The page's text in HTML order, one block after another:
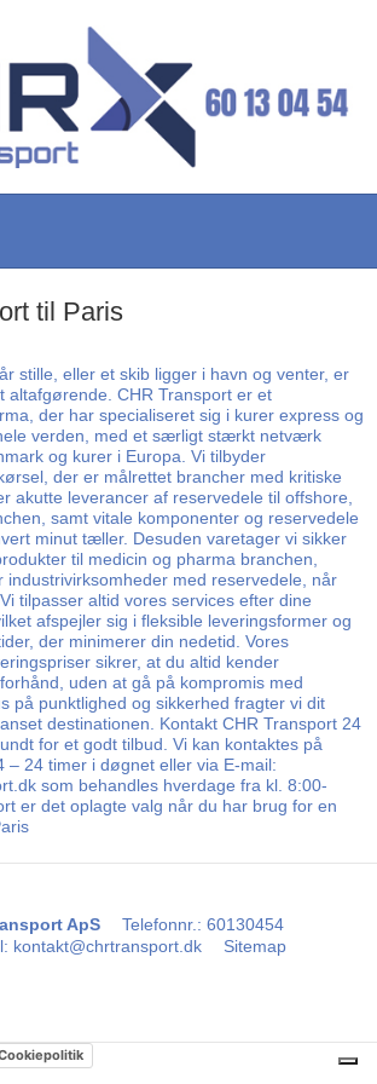
til Paris
stille, eller et skib ligger i havn og venter, er
altafgørende. CHR Transport er et
der har specialiseret sig i kurer express og
verden, med et særligt stærkt netværk
og kurer i Europa. Vi tilbyder
der er målrettet brancher med kritiske
akutte leverancer af reservedele til offshore,
samt vitale komponenter og reservedele
minut tæller. Desuden varetager vi sikker
til medicin og pharma branchen,
industrivirksomheder med reservedele, når
tilpasser altid vores services efter dine
afspejler sig i fleksible leveringsformer og
der minimerer din nedetid. Vores
sikrer, at du altid kender
uden at gå på kompromis med
på punktlighed og sikkerhed fragter vi dit
destinationen. Kontakt CHR Transport 24
for et godt tilbud. Vi kan kontaktes på
– 24 timer i døgnet eller via E-mail:
som behandles hverdage fra kl. 8:00-
er det oplagte valg når du har brug for en
ApS Telefonnr.: 60130454
: kontakt@chrtransport.dk Sitemap